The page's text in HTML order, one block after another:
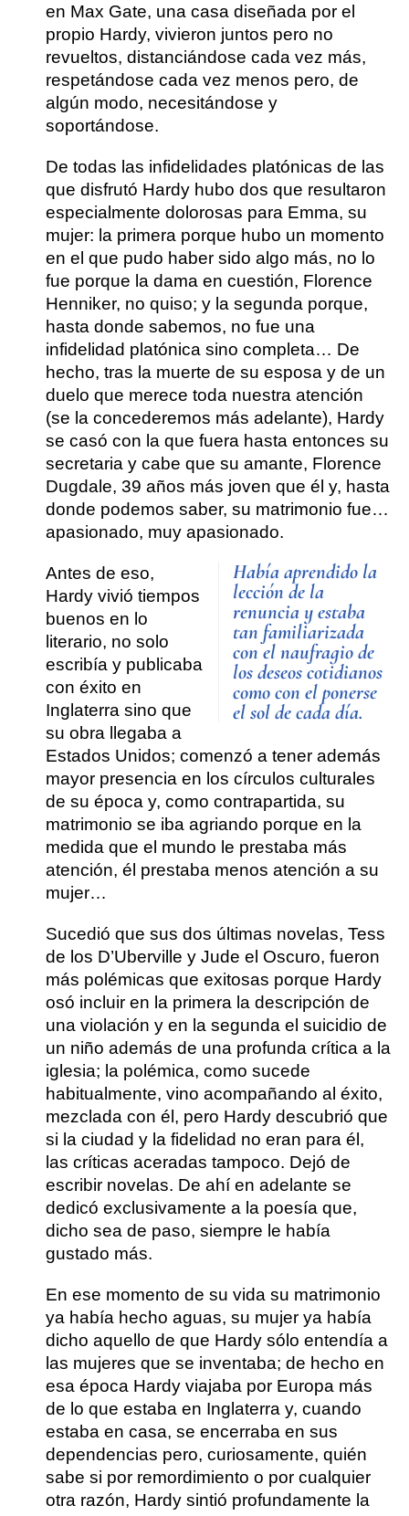
en Max Gate, una casa diseñada por el
propio Hardy, vivieron juntos pero no
revueltos, distanciándose cada vez más,
respetándose cada vez menos pero, de
algún modo, necesitándose y
soportándose.
De todas las infidelidades platónicas de las
que disfrutó Hardy hubo dos que resultaron
especialmente dolorosas para Emma, su
mujer: la primera porque hubo un momento
en el que pudo haber sido algo más, no lo
fue porque la dama en cuestión, Florence
Henniker, no quiso; y la segunda porque,
hasta donde sabemos, no fue una
infidelidad platónica sino completa… De
hecho, tras la muerte de su esposa y de un
duelo que merece toda nuestra atención
(se la concederemos más adelante), Hardy
se casó con la que fuera hasta entonces su
secretaria y cabe que su amante, Florence
Dugdale, 39 años más joven que él y, hasta
donde podemos saber, su matrimonio fue…
apasionado, muy apasionado.
Había aprendido la
lección de la
renuncia y estaba
tan familiarizada
con el naufragio de
los deseos cotidianos
como con el ponerse
el sol de cada día.
Antes de eso,
Hardy vivió tiempos
buenos en lo
literario, no solo
escribía y publicaba
con éxito en
Inglaterra sino que
su obra llegaba a
Estados Unidos; comenzó a tener además
mayor presencia en los círculos culturales
de su época y, como contrapartida, su
matrimonio se iba agriando porque en la
medida que el mundo le prestaba más
atención, él prestaba menos atención a su
mujer…
Sucedió que sus dos últimas novelas, Tess
de los D’Uberville y Jude el Oscuro, fueron
más polémicas que exitosas porque Hardy
osó incluir en la primera la descripción de
una violación y en la segunda el suicidio de
un niño además de una profunda crítica a la
iglesia; la polémica, como sucede
habitualmente, vino acompañando al éxito,
mezclada con él, pero Hardy descubrió que
si la ciudad y la fidelidad no eran para él,
las críticas aceradas tampoco. Dejó de
escribir novelas. De ahí en adelante se
dedicó exclusivamente a la poesía que,
dicho sea de paso, siempre le había
gustado más.
En ese momento de su vida su matrimonio
ya había hecho aguas, su mujer ya había
dicho aquello de que Hardy sólo entendía a
las mujeres que se inventaba; de hecho en
esa época Hardy viajaba por Europa más
de lo que estaba en Inglaterra y, cuando
estaba en casa, se encerraba en sus
dependencias pero, curiosamente, quién
sabe si por remordimiento o por cualquier
otra razón, Hardy sintió profundamente la